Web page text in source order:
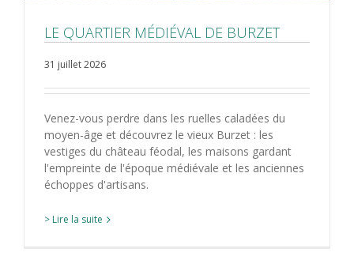
LE QUARTIER MÉDIÉVAL DE BURZET
31 juillet 2026
Venez-vous perdre dans les ruelles caladées du
moyen-âge et découvrez le vieux Burzet : les
vestiges du château féodal, les maisons gardant
l'empreinte de l'époque médiévale et les anciennes
échoppes d'artisans.
> Lire la suite